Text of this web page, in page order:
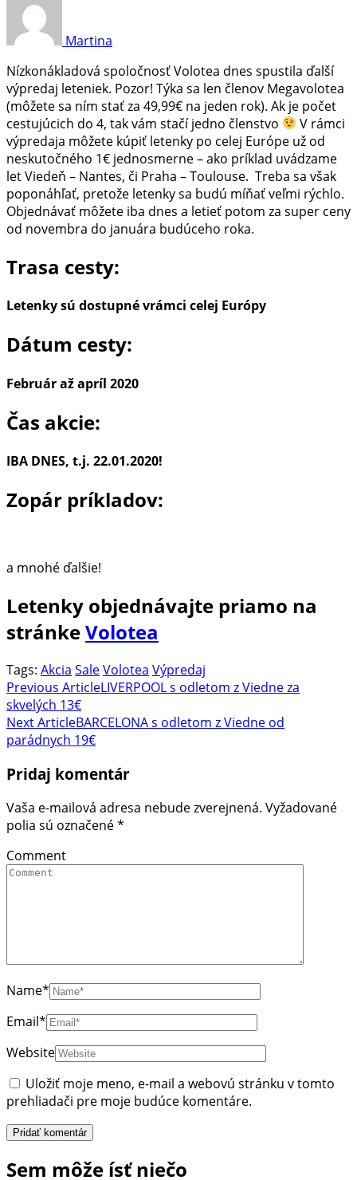
celej
Európe
–
napr.
Viedeň
–
Nantes
už
od
MEGAVOLOTEA)
Martina
Nízkonákladová spoločnosť Volotea dnes spustila ďalší
výpredaj leteniek. Pozor! Týka sa len členov Megavolotea
(môžete sa ním stať za 49,99€ na jeden rok). Ak je počet
cestujúcich do 4, tak vám stačí jedno členstvo
V rámci
výpredaja môžete kúpiť letenky po celej Európe už od
neskutočného 1€ jednosmerne – ako príklad uvádzame
let Viedeň – Nantes, či Praha – Toulouse. Treba sa však
poponáhľať, pretože letenky sa budú míňať veľmi rýchlo.
Objednávať môžete iba dnes a letieť potom za super ceny
od novembra do januára budúceho roka.
Trasa cesty:
Letenky sú dostupné vrámci celej Európy
Dátum cesty:
Február až apríl 2020
Čas akcie:
IBA DNES, t.j. 22.01.2020!
Zopár príkladov:
a mnohé ďalšie!
Letenky objednávajte priamo na
stránkeVolotea
Tags: Akcia SaleVolotea Výpredaj
Post
Navigation
Previous ArticleLIVERPOOL s odletom z Viedne za
skvelých 13€
Next ArticleBARCELONA s odletom z Viedne od
parádnych 19€
Pridaj komentár
Vaša e-mailová adresa nebude zverejnená. Vyžadované
polia sú označené*
Comment
Name*
Email*
Website
Uložiť moje meno, e-mail a webovú stránku v tomto
prehliadači pre moje budúce komentáre.
Sem môže ísť niečo